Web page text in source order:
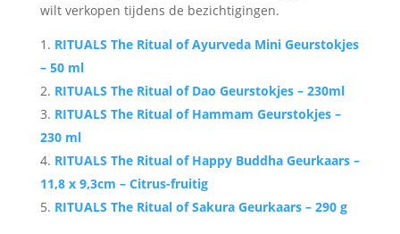
wilt verkopen tijdens de bezichtigingen.
RITUALS The Ritual of Ayurveda Mini Geurstokjes
– 50 ml
RITUALS The Ritual of Dao Geurstokjes – 230ml
RITUALS The Ritual of Hammam Geurstokjes –
230 ml
RITUALS The Ritual of Happy Buddha Geurkaars –
11,8 x 9,3cm – Citrus-fruitig
RITUALS The Ritual of Sakura Geurkaars – 290 g